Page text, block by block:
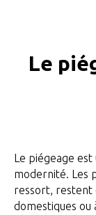
Le
Le piégeage
modernité. Les
ressort, restent
domestiques ou